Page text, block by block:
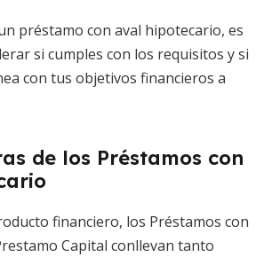
préstamo con aval hipotecario, es
si cumples con los requisitos y si
con tus objetivos financieros a
de los Préstamos con
financiero, los Préstamos con
Capital conllevan tanto